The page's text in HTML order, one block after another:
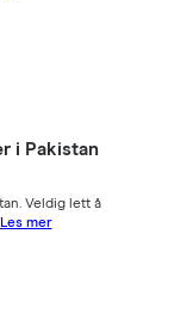
i Pakistan
Veldig lett å
Les mer